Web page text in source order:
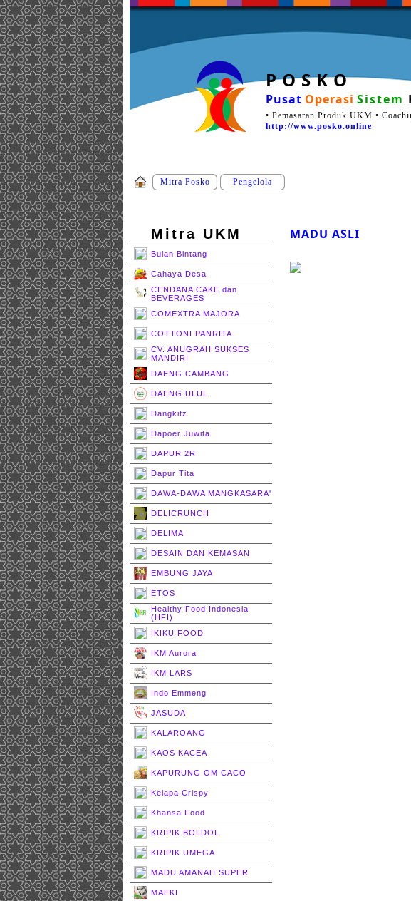
P O S K O
Pusat Operasi Sistem
• Pemasaran Produk UKM •
http://www.posko.online
Mitra Posko Pengelola
Mitra UKM
Bulan Bintang
Cahaya Desa
CENDANA CAKE dan
BEVERAGES
COMEXTRA MAJORA
COTTONI PANRITA
CV. ANUGRAH SUKSES
MANDIRI
DAENG CAMBANG
DAENG ULUL
Dangkitz
Dapoer Juwita
DAPUR 2R
Dapur Tita
DAWA-DAWA MANGKASARA'
DELICRUNCH
DELIMA
DESAIN DAN KEMASAN
EMBUNG JAYA
ETOS
Healthy Food Indonesia
(HFI)
IKIKU FOOD
IKM Aurora
IKM LARS
Indo Emmeng
JASUDA
KALAROANG
KAOS KACEA
KAPURUNG OM CACO
Kelapa Crispy
Khansa Food
KRIPIK BOLDOL
KRIPIK UMEGA
MADU AMANAH SUPER
MAEKI
MADU ASLI